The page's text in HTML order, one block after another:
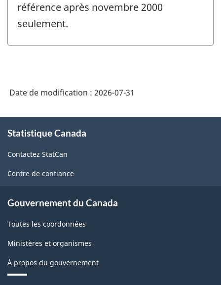
référence après novembre 2000
seulement.
Date de modification : 2026-07-31
propos
ce
site
Statistique Canada
Contactez StatCan
Centre de confiance
Gouvernement du Canada
Toutes les coordonnées
Ministères et organismes
À propos du gouvernement